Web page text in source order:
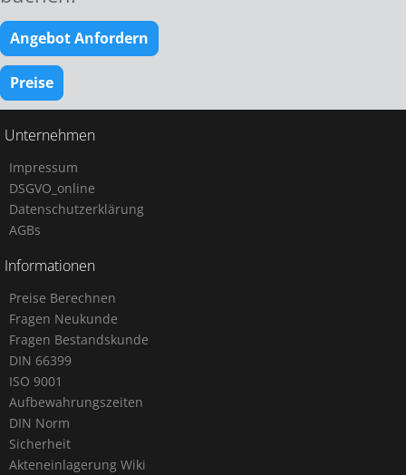
Angebot Anfordern
Preise
Unternehmen
Impressum
DSGVO_online
Datenschutzerklärung
AGBs
Informationen
Preise Berechnen
Fragen Neukunde
Fragen Bestandskunde
DIN 66399
ISO 9001
Aufbewahrungszeiten
DIN Norm
Sicherheit
Akteneinlagerung Wiki